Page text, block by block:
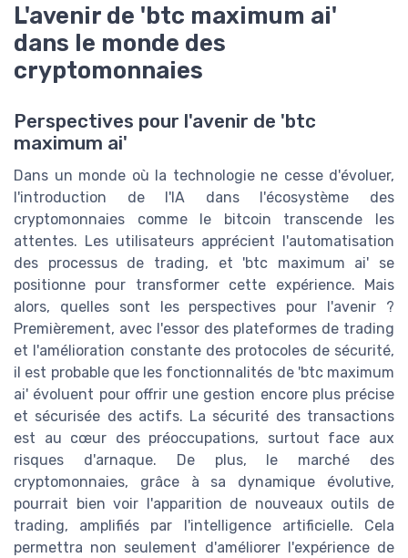
L'avenir de 'btc maximum ai'
dans le monde des
cryptomonnaies
Perspectives pour l'avenir de 'btc
maximum ai'
Dans un monde où la technologie ne cesse d'évoluer,
l'introduction de l'IA dans l'écosystème des
cryptomonnaies comme le bitcoin transcende les
attentes. Les utilisateurs apprécient l'automatisation
des processus de trading, et 'btc maximum ai' se
positionne pour transformer cette expérience. Mais
alors, quelles sont les perspectives pour l'avenir ?
Premièrement, avec l'essor des plateformes de trading
et l'amélioration constante des protocoles de sécurité,
il est probable que les fonctionnalités de 'btc maximum
ai' évoluent pour offrir une gestion encore plus précise
et sécurisée des actifs. La sécurité des transactions
est au cœur des préoccupations, surtout face aux
risques d'arnaque. De plus, le marché des
cryptomonnaies, grâce à sa dynamique évolutive,
pourrait bien voir l'apparition de nouveaux outils de
trading, amplifiés par l'intelligence artificielle. Cela
permettra non seulement d'améliorer l'expérience de